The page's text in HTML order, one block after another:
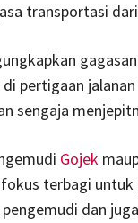
transportasi
pertigaan
sengaja
Gojek
terbagi
dan